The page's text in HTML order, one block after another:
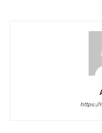
https://